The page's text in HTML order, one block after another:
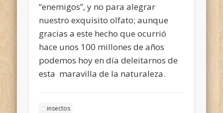
“enemigos”, y no para alegrar
nuestro exquisito olfato; aunque
gracias a este hecho que ocurrió
hace unos 100 millones de años
podemos hoy en día deleitarnos de
esta maravilla de la naturaleza.
insectos